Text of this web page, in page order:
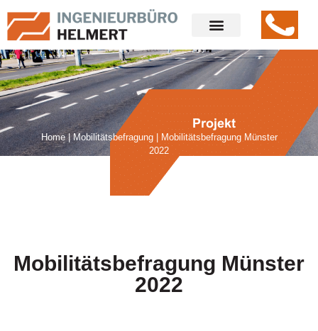
Home| Mobilitätsbefragung| Mobilitätsbefragung Münster
2022
Mobilitätsbefragung Münster
2022